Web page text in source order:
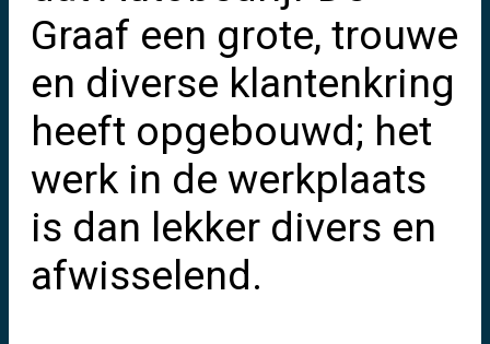
Graaf een grote, trouwe
en diverse klantenkring
heeft opgebouwd; het
werk in de werkplaats
is dan lekker divers en
afwisselend.